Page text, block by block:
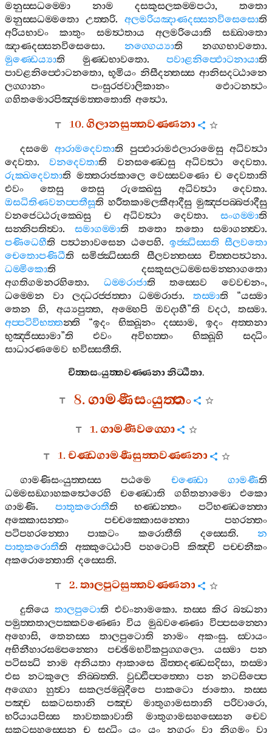
මනුස‍්සධම‍්මො නාම දසකුසලකම‍්මපථා,තතො
මනුස‍්සධම‍්මතො උත‍්තරි. අලමරියඤාණදස‍්සනවිසෙසොති
අරියභාවං
කාතුං සමත්‍ථතාය අලමරියොති
සඞ‍්ඛාතො
ඤාණදස‍්සනවිසෙසො. නග‍්ගෙය්‍යාති නග‍්ගභාවතො.
මුණ‍්ඩෙය්‍යාති මුණ‍්ඩභාවතො. පවාළනිප‍්ඵොටනායාති
පාවළනිප‍්ඵොටනතො, භූමියං නිසීදන‍්තස‍්ස ආනිසදට‍්ඨානෙ
ලග‍්ගානං
පංසුරජවාලිකානං
ඵොටනත්‍ථං
ගහිතමොරපිඤ‍්ඡමත‍්තතොති අත්‍ථො.
10.ගිලානසුත‍්තවණ‍්ණනා
දසමෙ ආරාමදෙවතාති පුප‍්ඵාරාමඵලාරාමෙසු අධිවත්‍ථා
දෙවතා.වනදෙවතාති වනසණ‍්ඩෙසු අධිවත්‍ථා දෙවතා.
රුක‍්ඛදෙවතාති මත‍්තරාජකාලෙ වෙස‍්සවණො ච දෙවතාති
එවං
තෙසු තෙසු රුක‍්ඛෙසු අධිවත්‍ථා දෙවතා.
ඔසධිතිණවනප‍්පතීසූති හරීතකාමලකීආදීසු මුඤ‍්ජපබ‍්බජාදීසු
වනජෙට‍්ඨරුක‍්ඛෙසු
ච අධිවත්‍ථා දෙවතා. සංගම‍්මාති
සන‍්නිපතිත්‍වා. සමාගම‍්මාති තතො තතො සමාගන‍්ත්‍වා.
පණිධෙහීති පත්‍ථනාවසෙන ඨපෙහි. ඉජ‍්ඣිස‍්සති සීලවතො
චෙතොපණිධීති සමිජ‍්ඣිස‍්සති සීලවන‍්තස‍්ස චිත‍්තපත්‍ථනා.
ධම‍්මිකොති
දසකුසලධම‍්මසමන‍්නාගතො
අගතිගමනරහිතො. ධම‍්මරාජාති තස‍්සෙව වෙවචනං,
ධම‍්මෙන
වා ලද‍්ධරජ‍්ජත‍්තා ධම‍්මරාජා.තස‍්මාති “යස‍්මා
තෙන
හි,අය්‍යපුත‍්ත, අම‍්හෙපි ඔවදාහී”ති වදථ,තස‍්මා.
අප‍්පටිවිභත‍්තන‍්ති “ඉදං භික‍්ඛූනං දස‍්සාම,ඉදං
අත‍්තනා
භුඤ‍්ජිස‍්සාමා”ති එවං අවිභත‍්තං භික‍්ඛූහි
සද‍්ධිං
සාධාරණමෙව භවිස‍්සතීති.
චිත‍්තසංයුත‍්තවණ‍්ණනානිට‍්ඨිතා.
8.ගාමණීසංයුත‍්තං
1.ගාමණීවග‍්ගො
1.චණ‍්ඩගාමණීසුත‍්තවණ‍්ණනා
ගාමණිසංයුත‍්තස‍්ස පඨමෙ චණ‍්ඩො ගාමණීති
ධම‍්මසඞ‍්ගාහකත්‍ථෙරෙහි
චණ‍්ඩොති ගහිතනාමො
එකො
ගාමණි. පාතුකරොතීති භණ‍්ඩන‍්තං
පටිභණ‍්ඩන‍්තො
අක‍්කොසන‍්තං
පච‍්චක‍්කොසන‍්තො
පහරන‍්තං
පටිපහරන‍්තො
පාකටං කරොතීති දස‍්සෙති. න
පාතුකරොතීති අක‍්කුට‍්ඨොපි පහටොපි කිඤ‍්චි
පච‍්චනීකං
අකරොන‍්තොති දස‍්සෙති.
2.තාලපුටසුත‍්තවණ‍්ණනා
දුතියෙ තාලපුටොති එවංනාමකො. තස‍්ස කිර බන්‍ධනා
පමුත‍්තතාලපක‍්කවණ‍්ණො විය මුඛවණ‍්ණො විප‍්පසන‍්නො
අහොසි,තෙනස‍්ස තාලපුටොති නාමං අකංසු.ස‍්වායං
අභිනීහාරසම‍්පන‍්නො
පච‍්ඡිමභවිකපුග‍්ගලො. යස‍්මා
පන
පටිසන්‍ධි නාම අනියතා ආකාසෙ ඛිත‍්තදණ‍්ඩසදිසා,තස‍්මා
එස
නටකුලෙ නිබ‍්බත‍්ති. වුඩ‍්ඪිප‍්පත‍්තො පන
නටසිප‍්පෙ
අග‍්ගො
හුත්‍වා සකලජම‍්බුදීපෙ පාකටො ජාතො.තස‍්ස
පඤ‍්ච
සකටසතානි පඤ‍්ච මාතුගාමසතානි පරිවාරො,
භරියායපිස‍්ස
තාවතකාවාති මාතුගාමසහස‍්සෙන
චෙව
සකටසහස‍්සෙන
ච සද‍්ධිං යං යං නගරං වා නිගමං වා